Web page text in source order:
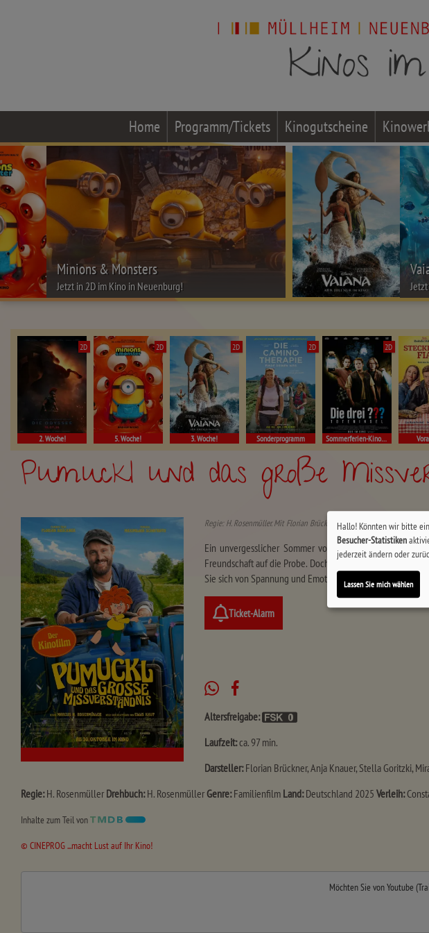
Home Programm/Tickets Kinogutscheine
Minions & Monsters
Jetzt in 2D im Kino in Neuenburg!
2D
2. Woche!
2D
5. Woche!
2D
3. Woche!
2D
Sonderprogramm
2D
Sommerferien-Kino Müllheim
Pumuckl und das große
Regie: H. Rosenmüller. Mit Florian Brückner, Anja Knauer, Stella Goritzki
Ein unvergesslicher Sommer voller Abenteuer erwartet
Freundschaft auf die Probe. Doch Missverständnisse
Sie sich von Spannung und Emotionen mitreißen!
Ticket-Alarm
Altersfreigabe:
Laufzeit:ca. 97 min.
Darsteller:Florian Brückner, Anja Knauer, Stella Goritzki,
Regie: H. Rosenmüller Drehbuch: H. RosenmüllerGenre: Familienfilm Land: Deutschland 2025 Verleih:
Inhalte zum Teil von
© CINEPROG ...macht Lust auf Ihr Kino!
Möchten Sie vonYoutube
Hallo! Könnten wir bitte
Besucher-Statistiken
jederzeit ändern oder
Lassen Sie mich wählen